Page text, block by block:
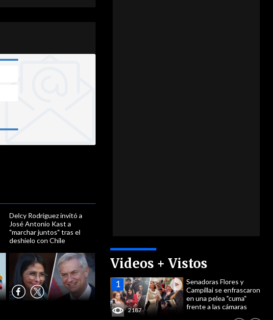
Videos + Vistos
2187
Senadoras Flores y
Campillai se enfrascaron
en una pelea "cuma"
frente a las cámaras
Delcy Rodríguez invitó a
José Antonio Kast a
"marchar juntos" tras el
deshielo con Chile